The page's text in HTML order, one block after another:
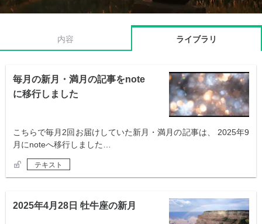
内容 ライブラリ
毎月の新月・満月の記事をnote
に移行しました
こちらで毎月2回お届けしていた新月・満月の記事は、 2025年9
月にnoteへ移行しました…
テキスト
2025年4月28日 牡牛座の新月